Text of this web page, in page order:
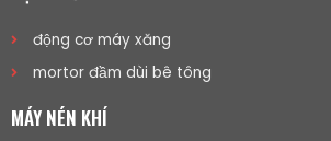
động cơ máy xăng
mortor đầm dùi bê tông
MÁY NÉN KHÍ